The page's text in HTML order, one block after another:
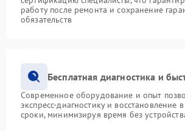
работу после ремонта и сохранение
обязательств
Бесплатная диагностика и
Современное оборудование и опыт
экспресс-диагностику и восстановление
сроки, минимизируя время без